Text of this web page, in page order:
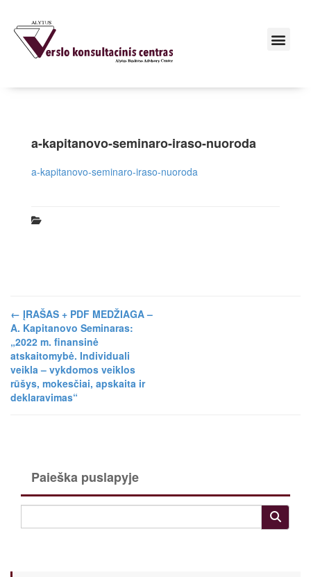
a-kapitanovo-seminaro-iraso-nuoroda
a-kapitanovo-seminaro-iraso-nuoroda
← ĮRAŠAS + PDF MEDŽIAGA –
A. Kapitanovo Seminaras:
„2022 m. finansinė
atskaitomybė. Individuali
veikla – vykdomos veiklos
rūšys, mokesčiai, apskaita ir
deklaravimas“
Paieška puslapyje